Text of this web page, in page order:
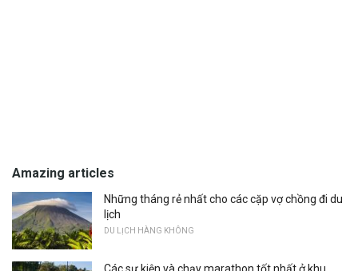
Amazing articles
Những tháng rẻ nhất cho các cặp vợ chồng đi du
lịch
DU LỊCH HÀNG KHÔNG
Các sự kiện và chạy marathon tốt nhất ở khu